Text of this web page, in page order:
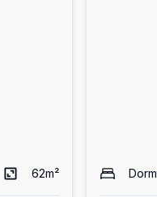
62m² Dorm